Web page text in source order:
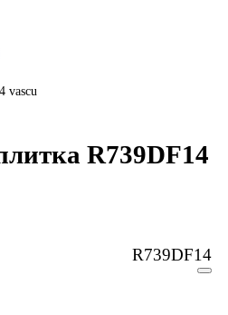
vascu
R739DF14
R739DF14